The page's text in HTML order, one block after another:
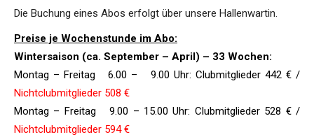
Die Buchung eines Abos erfolgt über unsere Hallenwartin.
Preise je Wochenstunde im Abo:
Wintersaison (ca. September – April) – 33 Wochen:
Montag – Freitag 6.00 – 9.00 Uhr: Clubmitglieder 442 € /
Nichtclubmitglieder 508 €
Montag – Freitag 9.00 – 15.00 Uhr: Clubmitglieder 528 € /
Nichtclubmitglieder 594 €